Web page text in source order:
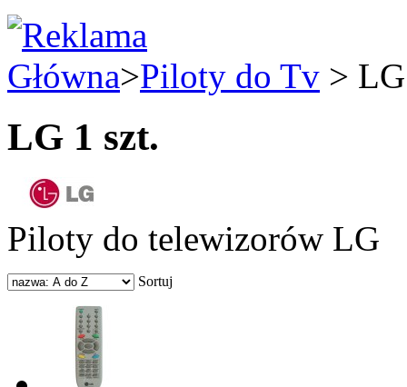
Główna>Piloty do Tv > LG
LG 1 szt.
Piloty do telewizorów LG
Sortuj